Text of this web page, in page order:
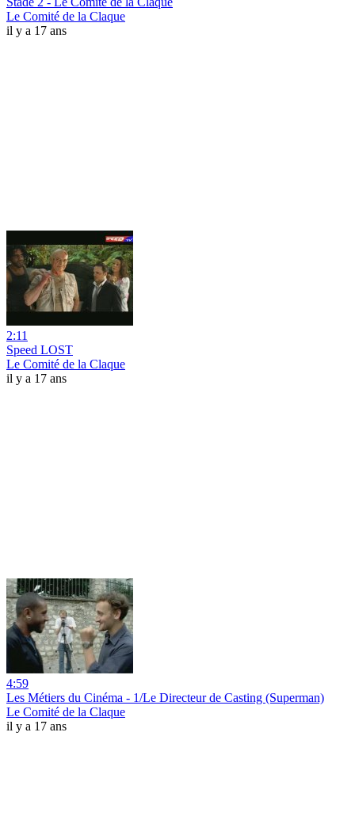
Le Comité de la Claque
il y a 17 ans
2:11
Speed LOST
Le Comité de la Claque
il y a 17 ans
4:59
Les Métiers du Cinéma - 1/Le Directeur de Casting (Superman)
Le Comité de la Claque
il y a 17 ans